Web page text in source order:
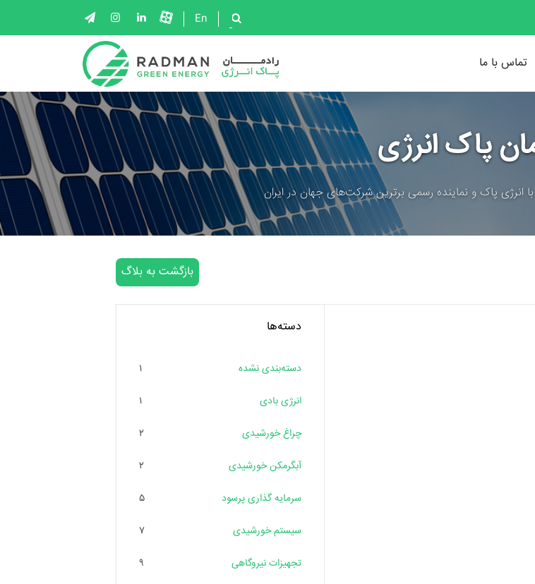
En
تماس با ما
پاک انرژی
انرژی پاک و نماینده رسمی برترین شرکت‌های جهان در ایران
بازگشت به بلاگ
دسته‌ها
دسته‌بندی نشده ۱
انرژی بادی ۱
چراغ خورشیدی ۲
آبگرمکن خورشیدی ۲
سرمایه گذاری پرسود ۵
سیستم خورشیدی ۷
تجهیزات نیروگاهی ۹